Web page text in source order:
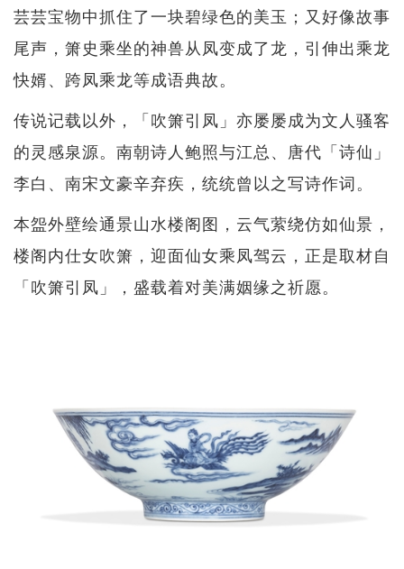
芸芸宝物中抓住了一块碧绿色的美玉；又好像故事
尾声，箫史乘坐的神兽从凤变成了龙，引伸出乘龙
快婿、跨凤乘龙等成语典故。
传说记载以外，「吹箫引凤」亦屡屡成为文人骚客
的灵感泉源。南朝诗人鲍照与江总、唐代「诗仙」
李白、南宋文豪辛弃疾，统统曾以之写诗作词。
本盌外壁绘通景山水楼阁图，云气萦绕仿如仙景，
楼阁内仕女吹箫，迎面仙女乘凤驾云，正是取材自
「吹箫引凤」，盛载着对美满姻缘之祈愿。